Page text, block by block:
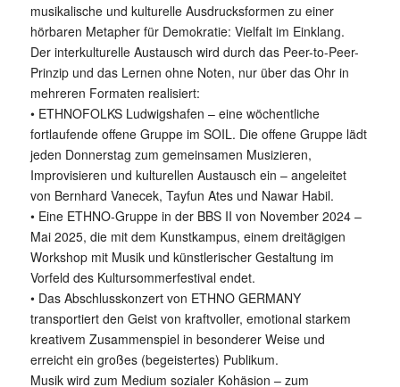
musikalische und kulturelle Ausdrucksformen zu einer
hörbaren Metapher für Demokratie: Vielfalt im Einklang.
Der interkulturelle Austausch wird durch das Peer-to-Peer-
Prinzip und das Lernen ohne Noten, nur über das Ohr in
mehreren Formaten realisiert:
• ETHNOFOLKS Ludwigshafen – eine wöchentliche
fortlaufende offene Gruppe im SOIL. Die offene Gruppe lädt
jeden Donnerstag zum gemeinsamen Musizieren,
Improvisieren und kulturellen Austausch ein – angeleitet
von Bernhard Vanecek, Tayfun Ates und Nawar Habil.
• Eine ETHNO-Gruppe in der BBS II von November 2024 –
Mai 2025, die mit dem Kunstkampus, einem dreitägigen
Workshop mit Musik und künstlerischer Gestaltung im
Vorfeld des Kultursommerfestival endet.
• Das Abschlusskonzert von ETHNO GERMANY
transportiert den Geist von kraftvoller, emotional starkem
kreativem Zusammenspiel in besonderer Weise und
erreicht ein großes (begeistertes) Publikum.
Musik wird zum Medium sozialer Kohäsion – zum